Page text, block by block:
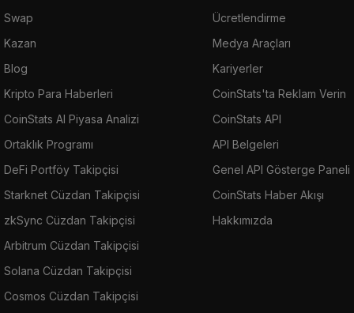
Swap
Kazan
Blog
Kripto Para Haberleri
CoinStats AI Piyasa Analizi
Ortaklık Programı
DeFi Portföy Takipçisi
Starknet Cüzdan Takipçisi
zkSync Cüzdan Takipçisi
Arbitrum Cüzdan Takipçisi
Solana Cüzdan Takipçisi
Cosmos Cüzdan Takipçisi
Ücretlendirme
Medya Araçları
Kariyerler
CoinStats'ta Reklam Verin
CoinStats API
API Belgeleri
Genel API Gösterge Paneli
CoinStats Haber Akışı
Hakkımızda